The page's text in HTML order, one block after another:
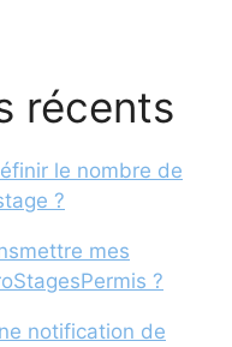
récents
le nombre de
?
mes
?
notification de